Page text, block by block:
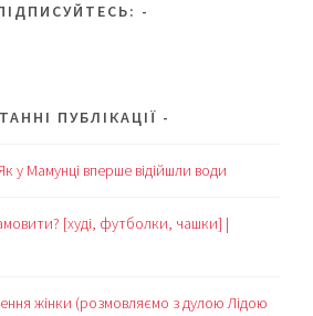
ПУБЛІКАЦІЇ
у Мамунці вперше відійшли води
[худі, футболки, чашки] |
жінки (розмовляємо з дулою Лідою